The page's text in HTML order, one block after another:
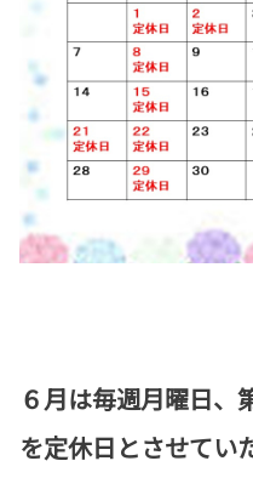
６月は毎週月曜日、
を定休日とさせてい